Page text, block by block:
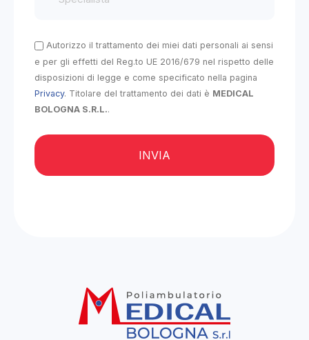
Autorizzo il trattamento dei miei dati personali ai sensi
e per gli effetti del Reg.to UE 2016/679 nel rispetto delle
disposizioni di legge e come specificato nella pagina
Privacy. Titolare del trattamento dei dati è MEDICAL
BOLOGNA S.R.L..